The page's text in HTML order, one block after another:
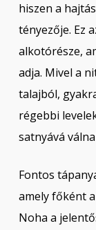
hiszen a
tényezője. Ez
alkotórésze,
adja. Mivel a
talajból,
régebbi
satnyává
Fontos
amely főként
Noha a